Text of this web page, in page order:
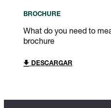
BROCHURE
What do you need to
brochure
DESCARGAR